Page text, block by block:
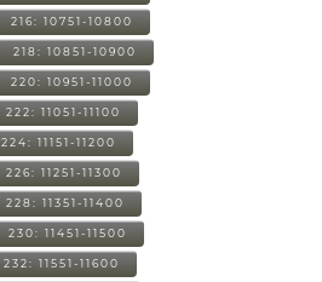
216: 10751-10800
218: 10851-10900
220: 10951-11000
222: 11051-11100
224: 11151-11200
226: 11251-11300
228: 11351-11400
230: 11451-11500
232: 11551-11600